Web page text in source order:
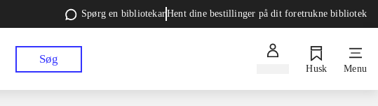
Spørg en bibliotekarHent dine bestillinger på dit foretrukne bibliotek
Søg
Husk Menu